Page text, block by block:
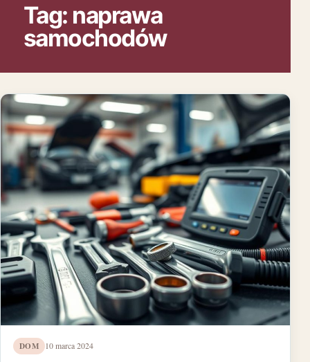
Tag: naprawa
samochodów
DOM 10 marca 2024